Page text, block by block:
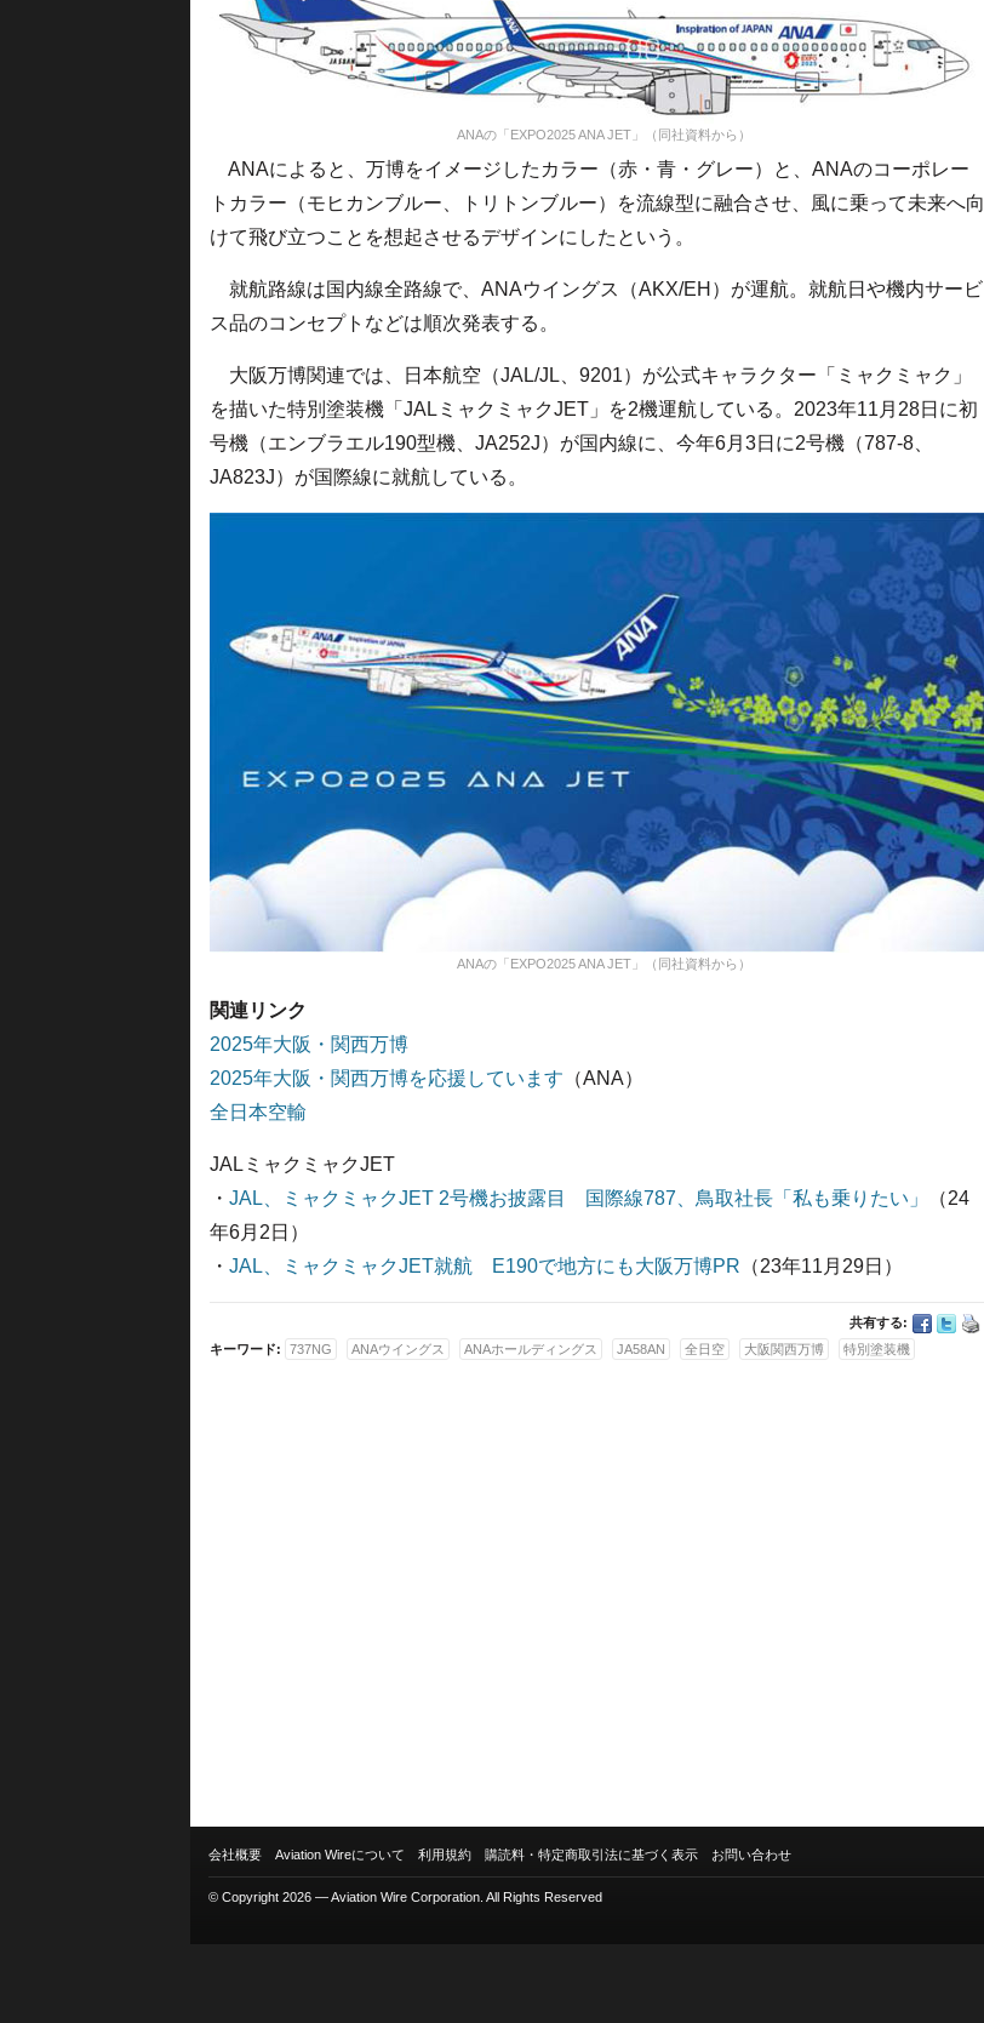
ANAの「EXPO2025 ANA JET」（同社資料から）
ANAによると、万博をイメージしたカラー（赤・青・グレー）と、ANAのコーポレー
トカラー（モヒカンブルー、トリトンブルー）を流線型に融合させ、風に乗って未来へ向
けて飛び立つことを想起させるデザインにしたという。
就航路線は国内線全路線で、ANAウイングス（AKX/EH）が運航。就航日や機内サービ
ス品のコンセプトなどは順次発表する。
大阪万博関連では、日本航空（JAL/JL、9201）が公式キャラクター「ミャクミャク」
を描いた特別塗装機「JALミャクミャクJET」を2機運航している。2023年11月28日に初
号機（エンブラエル190型機、JA252J）が国内線に、今年6月3日に2号機（787-8、
JA823J）が国際線に就航している。
ANAの「EXPO2025 ANA JET」（同社資料から）
関連リンク
2025年大阪・関西万博
2025年大阪・関西万博を応援しています （ANA）
全日本空輸
JALミャクミャクJET
・ JAL、ミャクミャクJET 2号機お披露目 国際線787、鳥取社長「私も乗りたい」
（24
年6月2日）
・ JAL、ミャクミャクJET就航 E190で地方にも大阪万博PR （23年11月29日）
共有する:
キーワード:
737NG ANAウイングス ANAホールディングス JA58AN 全日空 大阪関西万博 特別塗装機
会社概要 Aviation Wireについて 利用規約 購読料・特定商取引法に基づく表示 お問い合わせ
© Copyright 2026 — Aviation Wire Corporation. All Rights Reserved